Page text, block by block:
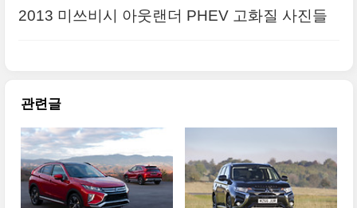
2013 미쓰비시 아웃랜더 PHEV 고화질 사진들
관련글